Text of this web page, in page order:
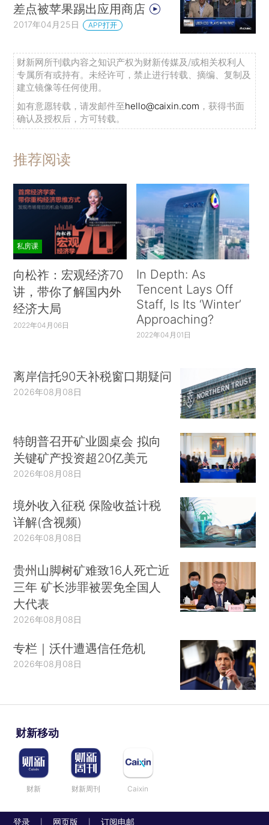
差点被苹果踢出应用商店
2017年04月25日 APP打开
财新网所刊载内容之知识产权为财新传媒及/或相关权利人
专属所有或持有。未经许可，禁止进行转载、摘编、复制及
建立镜像等任何使用。
如有意愿转载，请发邮件至hello@caixin.com ，获得书面
确认及授权后，方可转载。
推荐阅读
私房课
向松祚：宏观经济70
讲，带你了解国内外
经济大局
2022年04月06日
In Depth: As
Tencent Lays Off
Staff, Is Its ‘Winter’
Approaching?
2022年04月01日
离岸信托90天补税窗口期疑问
2026年08月08日
特朗普召开矿业圆桌会 拟向
关键矿产投资超20亿美元
2026年08月08日
境外收入征税 保险收益计税
详解(含视频)
2026年08月08日
贵州山脚树矿难致16人死亡近
三年 矿长涉罪被罢免全国人
大代表
2026年08月08日
专栏｜沃什遭遇信任危机
2026年08月08日
财新移动
财新 财新周刊 Caixin
登录 网页版 订阅电邮